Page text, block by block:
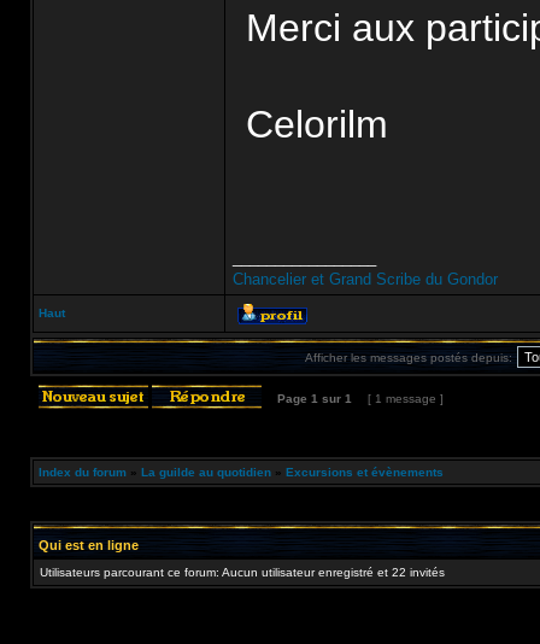
Merci aux
Celorilm
Chancelier et Grand Scribe du Gondor
Haut
Afficher les messages postés depuis:
Page 1 sur 1 [ 1 message ]
Index du forum » La guilde au quotidien » Excursions et évènements
Qui est en ligne
Utilisateurs parcourant ce forum: Aucun utilisateur enregistré et 22 invités